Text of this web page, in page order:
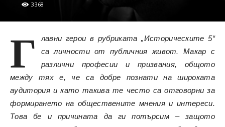
3368
Г
лавни герои в рубриката „Историческите 5“
са личности от публичния живот. Макар с
различни професии и призвания, общото
между тях е, че са добре познати на широката
аудитория и като такива те често са отговорни за
формирането на обществените мнения и интереси.
Това бе и причината да ги потърсим – защото